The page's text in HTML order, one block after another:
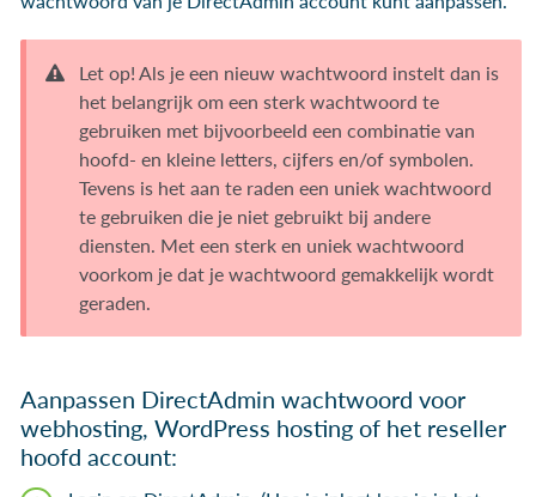
Let op! Als je een nieuw wachtwoord instelt dan is
het belangrijk om een sterk wachtwoord te
gebruiken met bijvoorbeeld een combinatie van
hoofd- en kleine letters, cijfers en/of symbolen.
Tevens is het aan te raden een uniek wachtwoord
te gebruiken die je niet gebruikt bij andere
diensten. Met een sterk en uniek wachtwoord
voorkom je dat je wachtwoord gemakkelijk wordt
geraden.
Aanpassen DirectAdmin wachtwoord voor
webhosting, WordPress hosting of het reseller
hoofd account: